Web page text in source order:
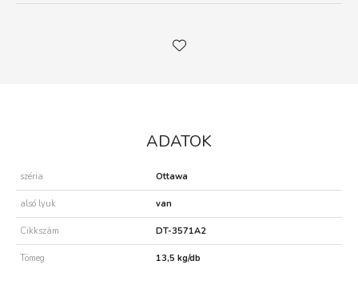
ADATOK
széria Ottawa
alsó lyuk van
Cikkszám DT-3571A2
Tömeg 13,5 kg/db